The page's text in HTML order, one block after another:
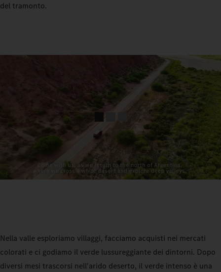
del tramonto.
Nella valle esploriamo villaggi, facciamo acquisti nei mercati
colorati e ci godiamo il verde lussureggiante dei dintorni. Dopo
diversi mesi trascorsi nell'arido deserto, il verde intenso è una